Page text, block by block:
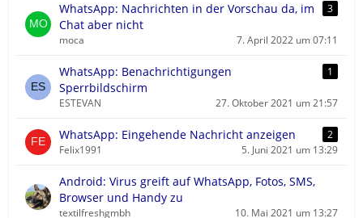
WhatsApp: Nachrichten in der Vorschau da, im
Chat aber nicht
3
moca 7. April 2022 um 07:11
WhatsApp: Benachrichtigungen
Sperrbildschirm
1
ESTEVAN 27. Oktober 2021 um 21:57
WhatsApp: Eingehende Nachricht anzeigen
2
Felix1991
5. Juni 2021 um 13:29
Android: Virus greift auf WhatsApp, Fotos, SMS,
Browser und Handy zu
textilfreshgmbh 10. Mai 2021 um 13:27